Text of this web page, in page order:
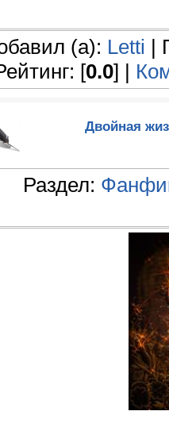
(а): Letti |
[0.0] |
Двойная
Раздел: